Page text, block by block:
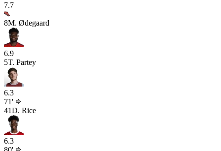
7.7
8M. Ødegaard
6.9
5T. Partey
6.3
71'
41D. Rice
6.3